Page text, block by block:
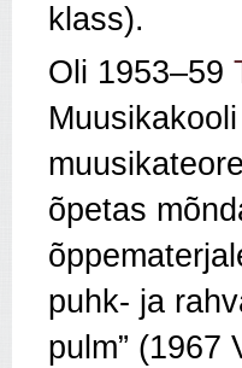
klass).
Oli 1953–59
õpetas
puhk- ja
pulm” (1967